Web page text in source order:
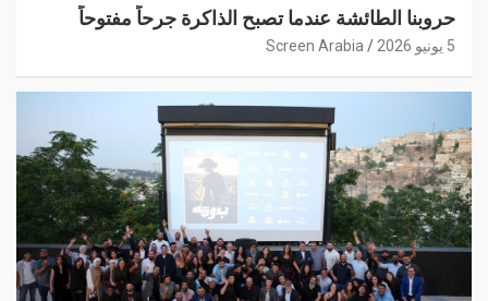
حروبنا الطائشة عندما تصبح الذاكرة جرحاً مفتوحاً
5 يونيو 2026 Screen Arabia